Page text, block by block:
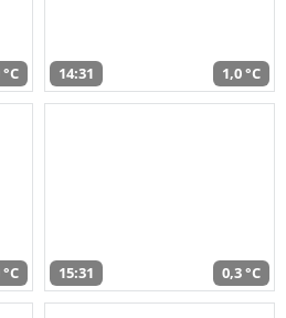
14:31 1,0 °C
15:31 0,3 °C